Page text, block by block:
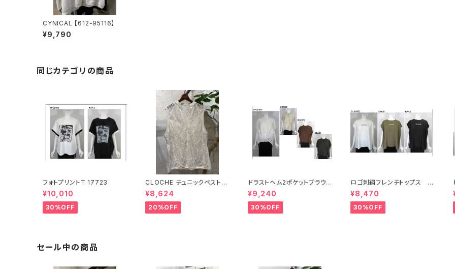
CYNICAL 【612-95116】
¥9,790
同じカテゴリの商品
フォトプリントT 17723
¥10,010
30%OFF
CLOCHE チュニックベスト
【612-85564】
¥8,624
20%OFF
ドラストヘム2ポケットブラウ
ス 17896
¥9,240
30%OFF
ロゴ刺繍フレンチトップス 1
7615
¥8,470
30%OFF
セール中の商品